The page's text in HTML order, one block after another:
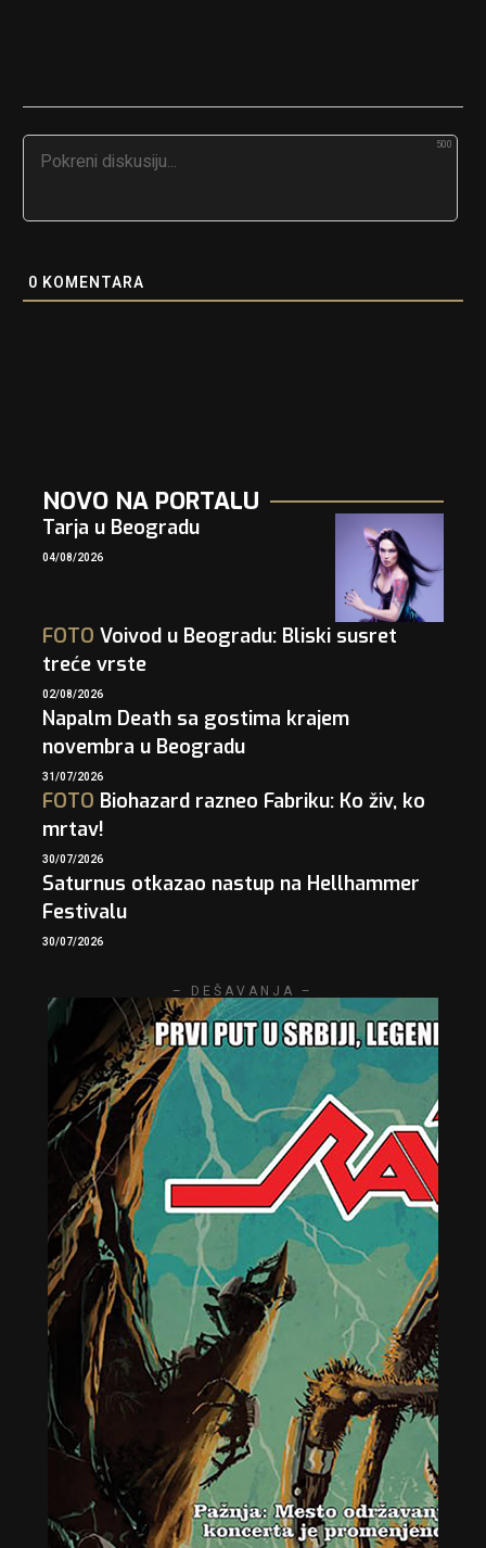
500
0 KOMENTARA
NOVO NA PORTALU
Tarja u Beogradu
04/08/2026
FOTO Voivod u Beogradu: Bliski susret
treće vrste
02/08/2026
Napalm Death sa gostima krajem
novembra u Beogradu
31/07/2026
FOTO Biohazard razneo Fabriku: Ko živ, ko
mrtav!
30/07/2026
Saturnus otkazao nastup na Hellhammer
Festivalu
30/07/2026
– DEŠAVANJA –